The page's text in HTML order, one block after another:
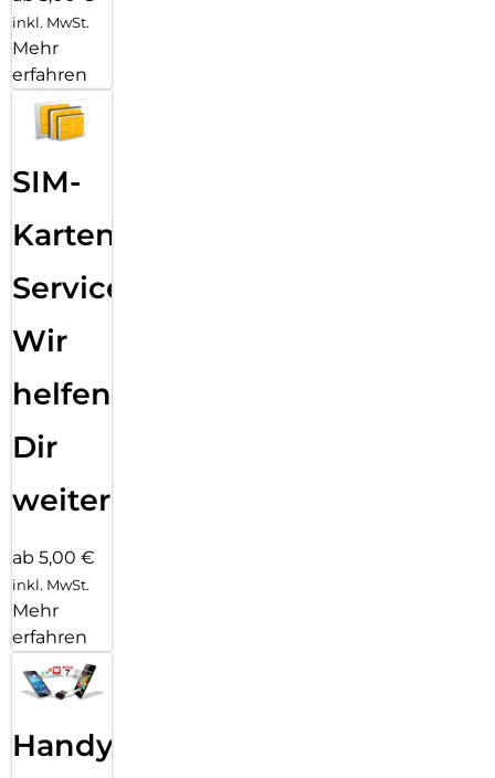
inkl. MwSt.
Mehr
erfahren
SIM-
Karten
Service:
Wir
helfen
Dir
weiter
ab 5,00 €
inkl. MwSt.
Mehr
erfahren
Handy